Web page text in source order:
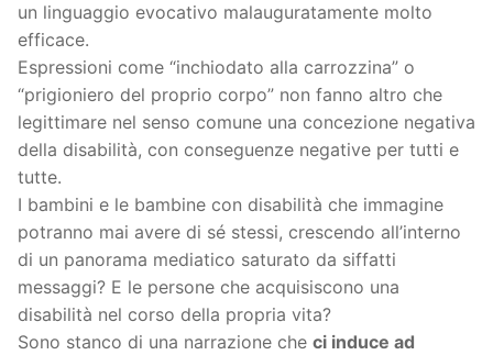
un linguaggio evocativo malauguratamente molto
efficace.
Espressioni come “inchiodato alla carrozzina” o
“prigioniero del proprio corpo” non fanno altro che
legittimare nel senso comune una concezione negativa
della disabilità, con conseguenze negative per tutti e
tutte.
I bambini e le bambine con disabilità che immagine
potranno mai avere di sé stessi, crescendo all’interno
di un panorama mediatico saturato da siffatti
messaggi? E le persone che acquisiscono una
disabilità nel corso della propria vita?
Sono stanco di una narrazione che ci induce ad